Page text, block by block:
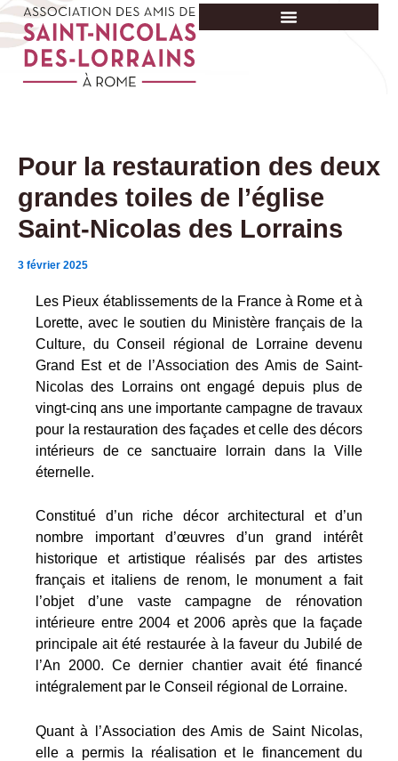
Aller
au
contenu
Pour la restauration des deux
grandes toiles de l’église
Saint-Nicolas des Lorrains
3 février 2025
Les Pieux établissements de la France à Rome et à
Lorette, avec le soutien du Ministère français de la
Culture, du Conseil régional de Lorraine devenu
Grand Est et de l’Association des Amis de Saint-
Nicolas des Lorrains ont engagé depuis plus de
vingt-cinq ans une importante campagne de travaux
pour la restauration des façades et celle des décors
intérieurs de ce sanctuaire lorrain dans la Ville
éternelle.
Constitué d’un riche décor architectural et d’un
nombre important d’œuvres d’un grand intérêt
historique et artistique réalisés par des artistes
français et italiens de renom, le monument a fait
l’objet d’une vaste campagne de rénovation
intérieure entre 2004 et 2006 après que la façade
principale ait été restaurée à la faveur du Jubilé de
l’An 2000. Ce dernier chantier avait été financé
intégralement par le Conseil régional de Lorraine.
Quant à l’Association des Amis de Saint Nicolas,
elle a permis la réalisation et le financement du